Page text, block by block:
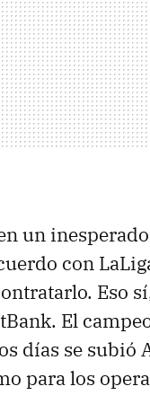
un
con
Eso
El
días se subió
para los